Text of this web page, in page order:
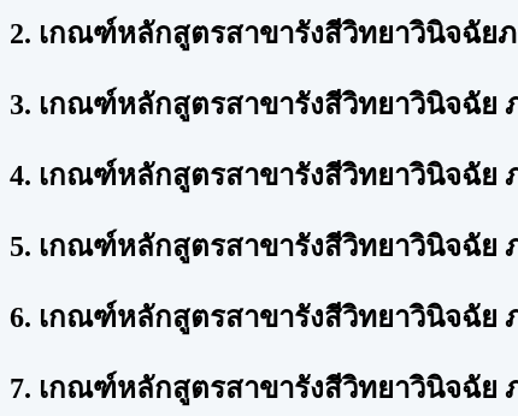
2. เกณฑ์หลักสูตรสาขารังสีวิทยาวินิจฉัย
3. เกณฑ์หลักสูตรสาขารังสีวิทยาวินิจฉัย
4. เกณฑ์หลักสูตรสาขารังสีวิทยาวินิจฉัย
5. เกณฑ์หลักสูตรสาขารังสีวิทยาวินิจฉั
6. เกณฑ์หลักสูตรสาขารังสีวิทยาวินิจฉัย
7. เกณฑ์หลักสูตรสาขารังสีวิทยาวินิจฉัย